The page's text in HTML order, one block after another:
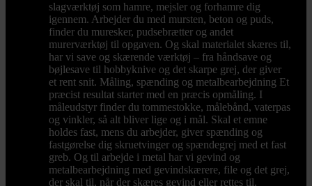
slagværktøj som hamre, mejsler og forhamre dig
igennem. Arbejder du med mursten, beton og puds,
finder du muresker, pudsebrætter og andet
murerværktøj til opgaven. Og skal materialet skæres til,
har vi save og skærende værktøj – fra håndsave og
bøjlesave til hobbyknive og det skarpe grej, der giver
et rent snit. Måling, spænding og metalbearbejdning Et
præcist resultat starter med en præcis opmåling. I
måleudstyr finder du tommestokke, målebånd, vaterpas
og vinkler, så alt bliver lige og i mål. Skal et emne
holdes fast, mens du arbejder, giver spænding og
fastgørelse dig skruetvinger og spændegrej med et fast
greb. Og til arbejde i metal har vi gevind og
metalbearbejdning med gevindskærere, file og det grej,
der skal til, når der skæres gevind eller rettes til.